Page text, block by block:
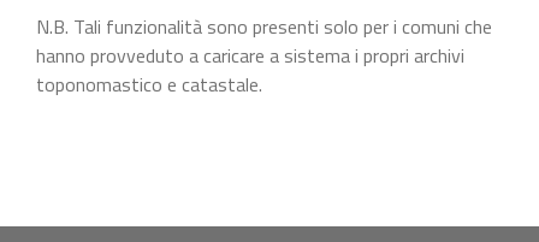
N.B. Tali funzionalità sono presenti solo per i comuni che
hanno provveduto a caricare a sistema i propri archivi
toponomastico e catastale.